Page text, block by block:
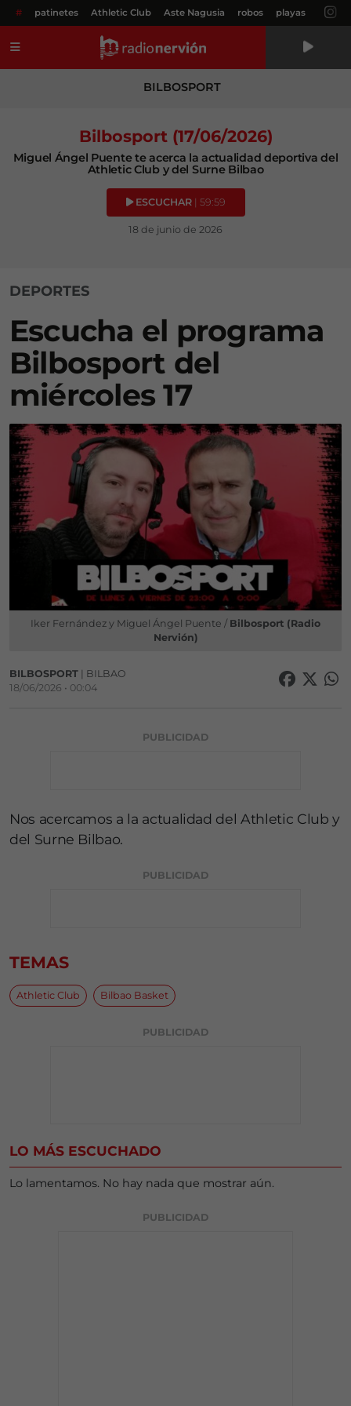
# patinetes Athletic Club Aste Nagusia robos playas
BILBOSPORT
Bilbosport (17/06/2026)
Miguel Ángel Puente te acerca la actualidad deportiva del
Athletic Club y del Surne Bilbao
ESCUCHAR | 59:59
18 de junio de 2026
DEPORTES
Escucha el programa
Bilbosport del
miércoles 17
Iker Fernández y Miguel Ángel Puente / Bilbosport (Radio
Nervión)
BILBOSPORT | BILBAO
18/06/2026 • 00:04
PUBLICIDAD
Nos acercamos a la actualidad del Athletic Club y
del Surne Bilbao.
PUBLICIDAD
TEMAS
Athletic Club Bilbao Basket
PUBLICIDAD
LO MÁS ESCUCHADO
Lo lamentamos. No hay nada que mostrar aún.
PUBLICIDAD